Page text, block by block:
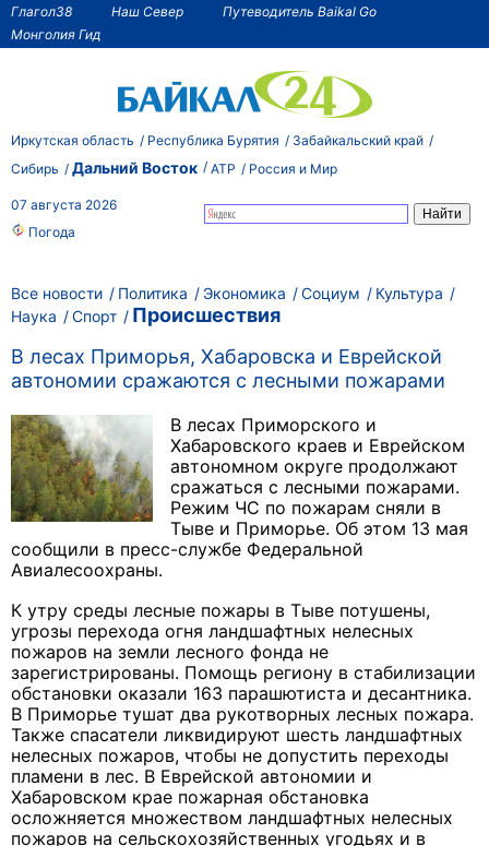
Глагол38 Наш Север
Путеводитель Baikal Go
Монголия Гид
Иркутская область Республика Бурятия
Забайкальский край
Сибирь
Дальний Восток АТР Россия и Мир
07 августа 2026
Погода
Все новости Политика Экономика Социум
Культура
Наука
Спорт
Происшествия
В лесах Приморья, Хабаровска и Еврейской
автономии сражаются с лесными пожарами
В лесах Приморского и
Хабаровского краев и Еврейском
автономном округе продолжают
сражаться с лесными пожарами.
Режим ЧС по пожарам сняли в
Тыве и Приморье. Об этом 13 мая
сообщили в пресс-службе Федеральной
Авиалесоохраны.
К утру среды лесные пожары в Тыве потушены,
угрозы перехода огня ландшафтных нелесных
пожаров на земли лесного фонда не
зарегистрированы. Помощь региону в стабилизации
обстановки оказали 163 парашютиста и десантника.
В Приморье тушат два рукотворных лесных пожара.
Также спасатели ликвидируют шесть ландшафтных
нелесных пожаров, чтобы не допустить переходы
пламени в лес. В Еврейской автономии и
Хабаровском крае пожарная обстановка
осложняется множеством ландшафтных нелесных
пожаров на сельскохозяйственных угодьях и в